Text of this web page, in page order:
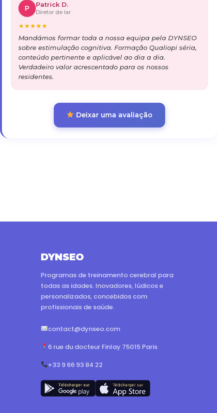
P Patrick D.
Diretor de lar
★★★★★
Mandámos formar toda a nossa equipa pela DYNSEO
sobre estimulação cognitiva. Formação Qualiopi séria,
conteúdo pertinente e aplicável ao dia a dia.
Verdadeiro valor acrescentado para os nossos
residentes.
Deixar uma avaliação
DYNSEO
Programas de treinamento cerebral para
todas as idades. Inovadores, lúdicos e
personalizados, concebidos com
profissionais de saúde.
contact@dynseo.com
6 rue du docteur Finlay 75015 Paris
+33 9 66 93 84 22